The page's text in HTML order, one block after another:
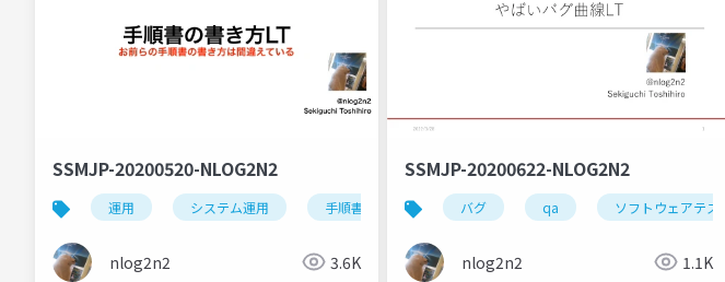
SSMJP-20200520-NLOG2N2
運用 システム運用 手順書
nlog2n2 3.6K
SSMJP-20200622-NLOG2N2
バグ qa ソフトウェアテスト
nlog2n2 1.1K